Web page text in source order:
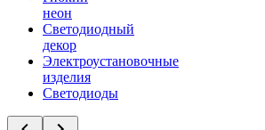
неон
Светодиодный
декор
Электроустановочные
изделия
Светодиоды